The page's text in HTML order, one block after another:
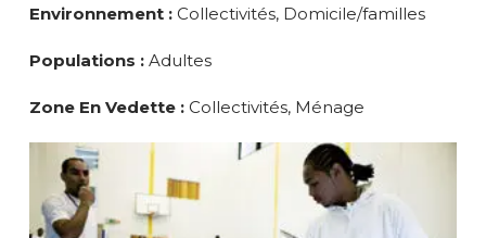
Environnement :Collectivités, Domicile/familles
Populations :Adultes
Zone En Vedette :Collectivités, Ménage